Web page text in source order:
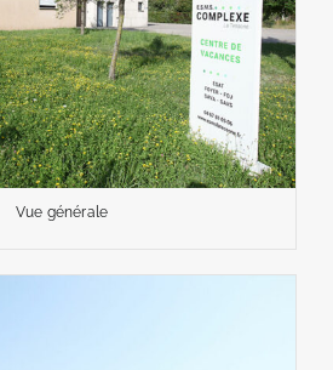
Vue générale